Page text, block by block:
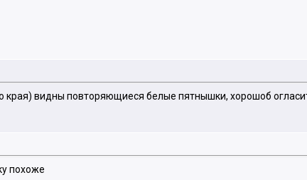
видны повторяющиеся белые пятнышки, хорошоб
похоже